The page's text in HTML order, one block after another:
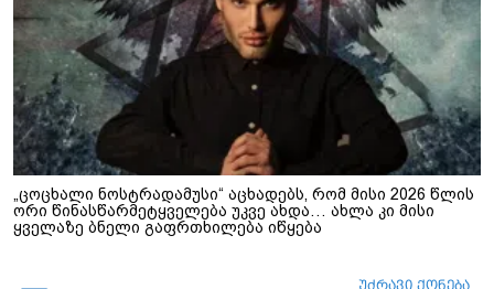
„ცოცხალი ნოსტრადამუსი“ აცხადებს, რომ მისი 2026 წლის
ორი წინასწარმეტყველება უკვე ახდა… ახლა კი მისი
ყველაზე ბნელი გაფრთხილება იწყება